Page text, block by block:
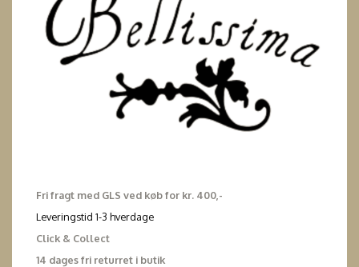
Fri fragt med GLS ved køb for kr. 400,-
Leveringstid 1-3 hverdage
Click & Collect
14 dages fri returret i butik